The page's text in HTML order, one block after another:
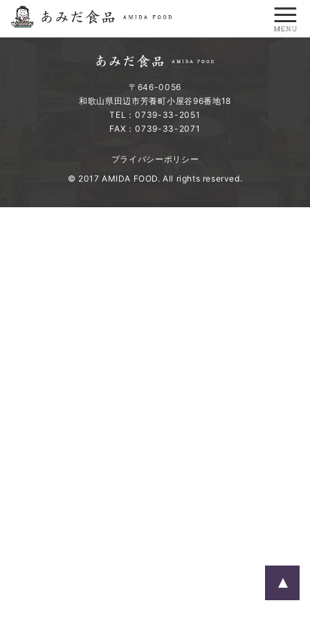
〒646-0056
和歌山県田辺市芳養町小屋谷96番地18
TEL：0739-33-2051
FAX：0739-33-2071
プライバシーポリシー
© 2017 AMIDA FOOD. All rights reserved.